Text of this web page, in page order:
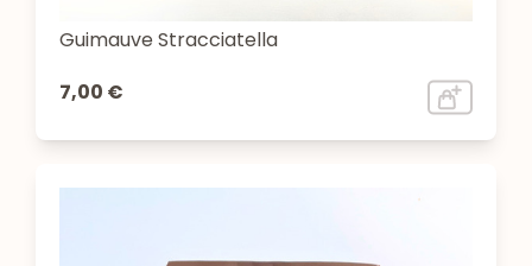
Guimauve Stracciatella
7,00 €